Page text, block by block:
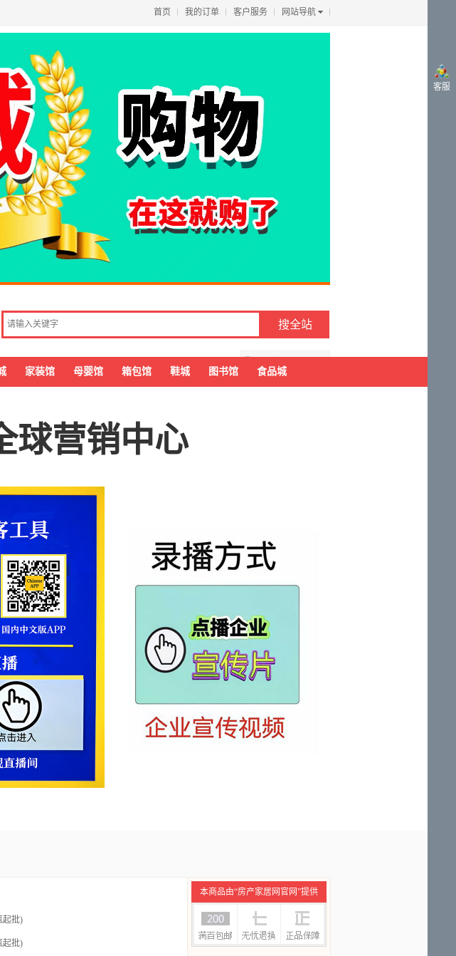
首页 我的订单 客户服务 网站导航
家装馆 母婴馆 箱包馆 鞋城 图书馆 食品城
球营销中心
起批)
起批)
本商品由“房产家居网官网”提供
客服